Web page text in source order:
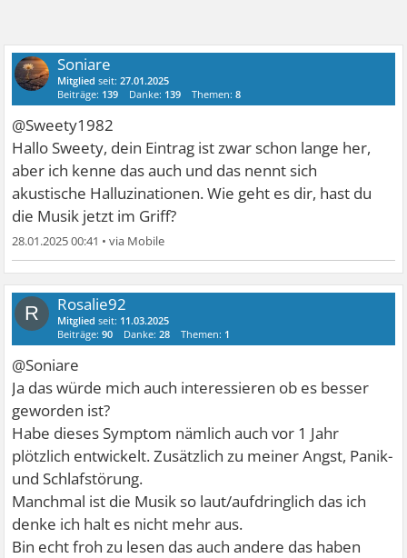
Soniare
Mitglied seit:27.01.2025
Beiträge: 139 Danke: 139 Themen:8
@Sweety1982
Hallo Sweety, dein Eintrag ist zwar schon lange her,
aber ich kenne das auch und das nennt sich
akustische Halluzinationen. Wie geht es dir, hast du
die Musik jetzt im Griff?
28.01.2025 00:41 •
R Rosalie92
Mitglied seit: 11.03.2025
Beiträge:90 Danke:28 Themen: 1
@Soniare
Ja das würde mich auch interessieren ob es besser
geworden ist?
Habe dieses Symptom nämlich auch vor 1 Jahr
plötzlich entwickelt. Zusätzlich zu meiner Angst, Panik-
und Schlafstörung.
Manchmal ist die Musik so laut/aufdringlich das ich
denke ich halt es nicht mehr aus.
Bin echt froh zu lesen das auch andere das haben